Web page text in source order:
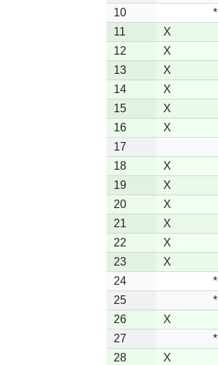
10
*
11
X
12
X
13
X
14
X
15
X
16
X
17
18
X
19
X
20
X
21
X
22
X
23
X
24
*
25
*
26
X
27
*
28
X